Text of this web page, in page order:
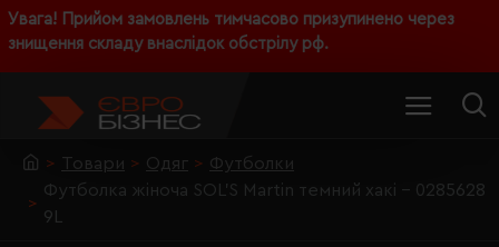
Увага! Прийом замовлень тимчасово призупинено через
знищення складу внаслідок обстрілу рф.
Товари Одяг
Футболки
Футболка жіноча SOL'S Martin темний хакі - 0285628
9L